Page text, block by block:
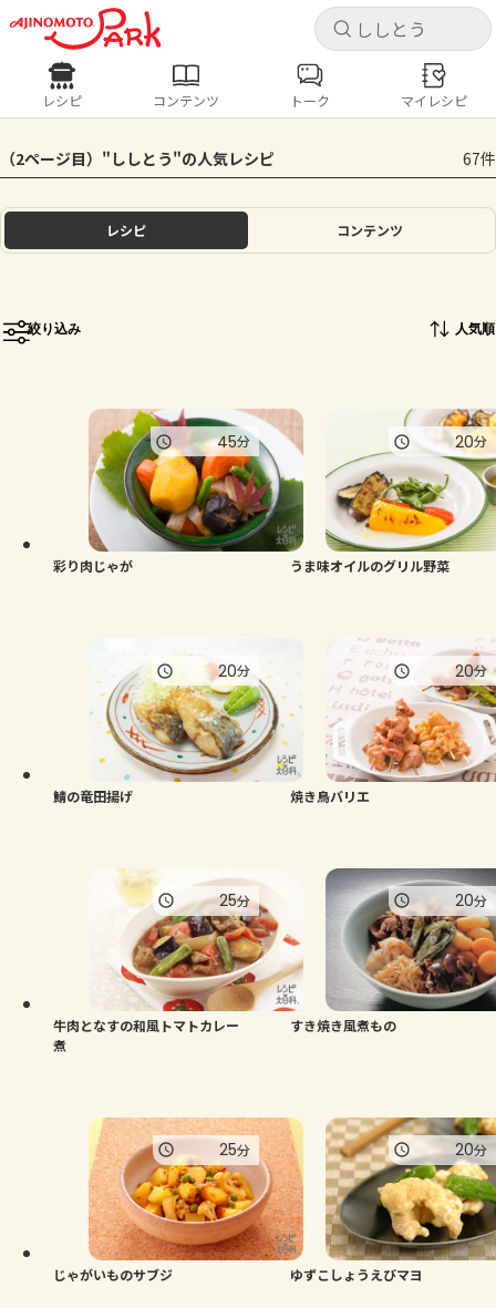
キャ
ログインするとレシピを保存できます
ログイン
ホーム
トーク
よくあるお問い合わせ
お買い物
キャ
レシピ コンテンツ
人気の食材・レシピ
きゅうり なす トマト とうもろこし
ピーマン
レシピ コンテンツ トーク マイレシピ
（2ページ目）"ししとう"の人気レシピ 67件
レシピ コンテンツ
絞り込み 人気順
彩り肉じゃが
45分
うま味オイルのグリル野菜
20分
鯖の竜田揚げ
20分
焼き鳥バリエ
20分
牛肉となすの和風トマトカレー
煮
25分
すき焼き風煮もの
20分
じゃがいものサブジ
25分
ゆずこしょうえびマヨ
20分